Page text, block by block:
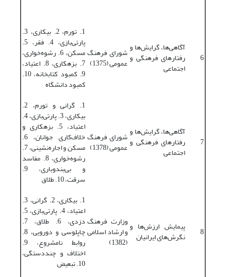
6
آگاهی‌‌ها، گرایش‌‌ها و
رفتارهای فرهنگی و
اجتماعی
شورای فرهنگ
عمومی (1375)
1. تورم، 2. بیکاری، 3.
پارتی‌‌بازی، 4. فقر، 5.
مسکن، 6. رشوه‌‌خواری،
7. بزهکاری، 8. اعتیاد،
9. کمبود کتابخانه، 10.
کمبود دانشگاه
7
آگاهی‌ها، گرایش‌‌ها و
رفتارهای فرهنگی و
اجتماعی
شورای فرهنگ
عمومی (1378)
1. گرانی و تورم، 2.
بیکاری، 3. پارتی‌‌بازی، 4.
اعتیاد، 5. بزهکاری و
خلاف‌‌کاری جوانان، 6.
مسکن و اجاره‌نشینی، 7.
رشوه‌‌خواری، 8. مفاسد
و بی‌‌بندوباری، 9.
سرقت، 10. طلاق
8 پیمایش ارزش‌‌ها و
نگرش‌‌های ایرانیان
وزارت فرهنگ
و ارشاد اسلامی
(1382)
1. بیکاری، 2. گرانی، 3.
اعتیاد، 4. پارتی‌‌بازی، 5.
دزدی، 6. طلاق، 7.
چاپلوسی و دورویی، 8.
روابط نامشروع، 9.
اختلاف و چنددستگی،
10. تبعیض